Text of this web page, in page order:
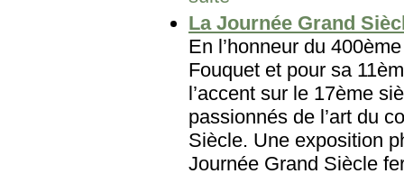
La Journée Grand
En l’honneur du
Fouquet et pour sa
l’accent sur le 17ème
passionnés de l’art du
Siècle. Une exposition
Journée Grand Siècle